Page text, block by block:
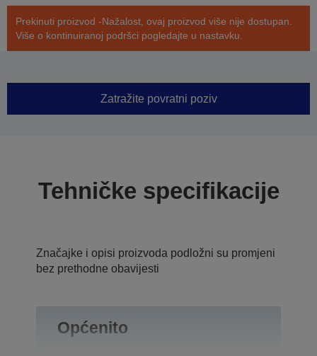
Prekinuti proizvod -Nažalost, ovaj proizvod više nije dostupan.
Više o kontinuiranoj podršci pogledajte u nastavku.
Zatražite povratni poziv
Tehničke specifikacije
Značajke i opisi proizvoda podložni su promjeni
bez prethodne obavijesti
Općenito